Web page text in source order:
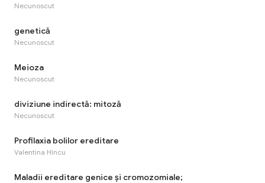
Necunoscut
genetică
Necunoscut
Meioza
Necunoscut
diviziune indirectă: mitoză
Necunoscut
Profilaxia bolilor ereditare
Valentina Hîncu
Maladii ereditare genice şi cromozomiale;